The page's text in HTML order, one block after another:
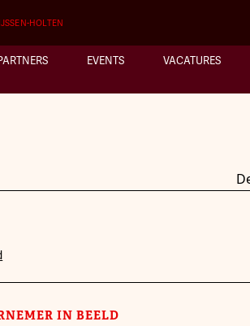
HOLTEN
EVENTS VACATURES
IN BEELD